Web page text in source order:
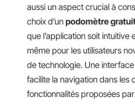
aussi un aspect crucial à
choix d’un podomètre
que l’application soit intuitive
même pour les utilisateurs
de technologie. Une
facilite la navigation dans les
fonctionnalités proposées par